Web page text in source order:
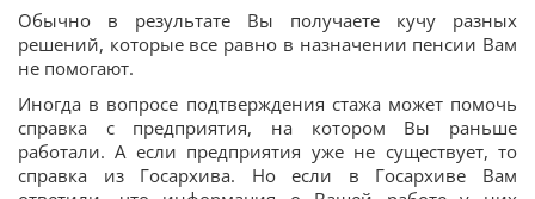
Обычно в результате Вы получаете кучу разных
решений, которые все равно в назначении пенсии Вам
не помогают.
Иногда в вопросе подтверждения стажа может помочь
справка с предприятия, на котором Вы раньше
работали. А если предприятия уже не существует, то
справка из Госархива. Но если в Госархиве Вам